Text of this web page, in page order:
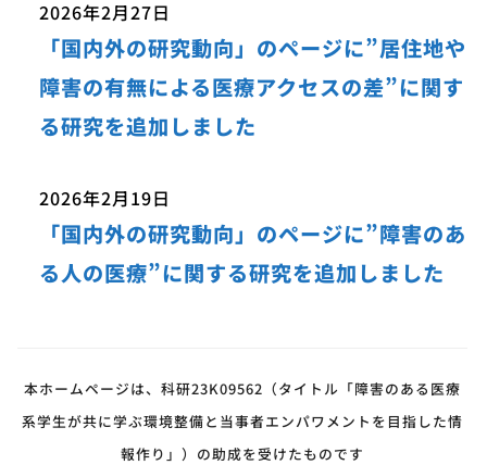
2026年2月27日
「国内外の研究動向」のページに”居住地や
障害の有無による医療アクセスの差”に関す
る研究を追加しました
2026年2月19日
「国内外の研究動向」のページに”障害のあ
る人の医療”に関する研究を追加しました
本ホームページは、科研23K09562（タイトル「障害のある医療
系学生が共に学ぶ環境整備と当事者エンパワメントを目指した情
報作り」）の助成を受けたものです